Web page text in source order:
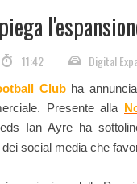
11:42 Digital
Clubha
Presente alla
Ian Ayre ha
social media che